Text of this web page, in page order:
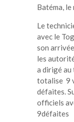
Batéma,
Le
avec le
son
les
a dirigé au
totalise 9
défaites.
officiels
9défaites